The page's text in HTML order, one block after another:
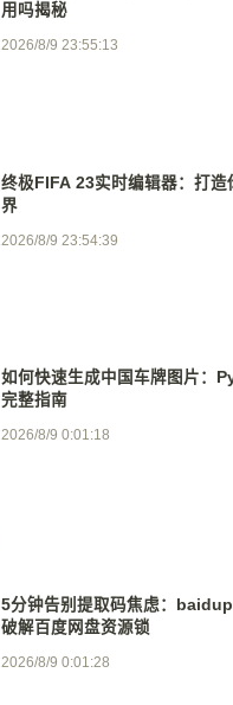
用吗揭秘
2026/8/9 23:55:13
终极FIFA 23实时编辑器：打造
界
2026/8/9 23:54:39
如何快速生成中国车牌图片：
完整指南
2026/8/9 0:01:18
5分钟告别提取码焦虑：
破解百度网盘资源锁
2026/8/9 0:01:28